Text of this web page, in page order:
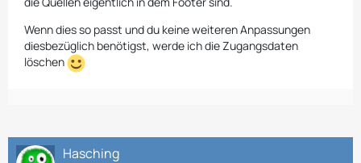
Wenn dies so passt und du keine weiteren Anpassungen
diesbezüglich benötigst, werde ich die Zugangsdaten
löschen
Hasching